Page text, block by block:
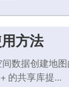
方法
数据创建地
的共享库提...